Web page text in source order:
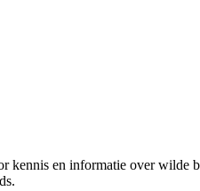
kennis en informatie over